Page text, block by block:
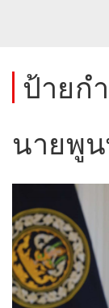
ป้ายก
นายพู